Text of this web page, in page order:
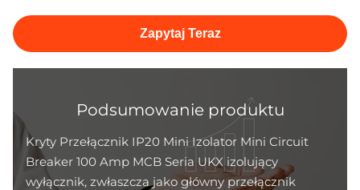
Zapytaj Teraz
Podsumowanie produktu
Kryty Przełącznik IP20 Mini Izolator Mini Circuit
Breaker 100 Amp MCB Seria UKX izolujący
wyłącznik, zwłaszcza jako główny przełącznik